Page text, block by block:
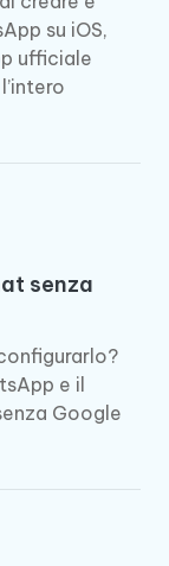
su iOS,
ufficiale
senza
e il
Google